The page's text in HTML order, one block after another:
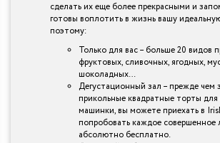
сделать их еще более прекрасными и
готовы воплотить в жизнь вашу
поэтому:
Только для вас – больше 20 видов
фруктовых, сливочных, ягодных,
шоколадных…
Дегустационный зал – прежде чем
прикольные квадратные торты для
машинки, вы можете приехать в
попробовать каждое совершенное
абсолютно бесплатно.